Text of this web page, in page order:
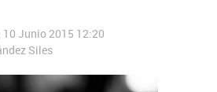
Junio 2015 12:20
Siles